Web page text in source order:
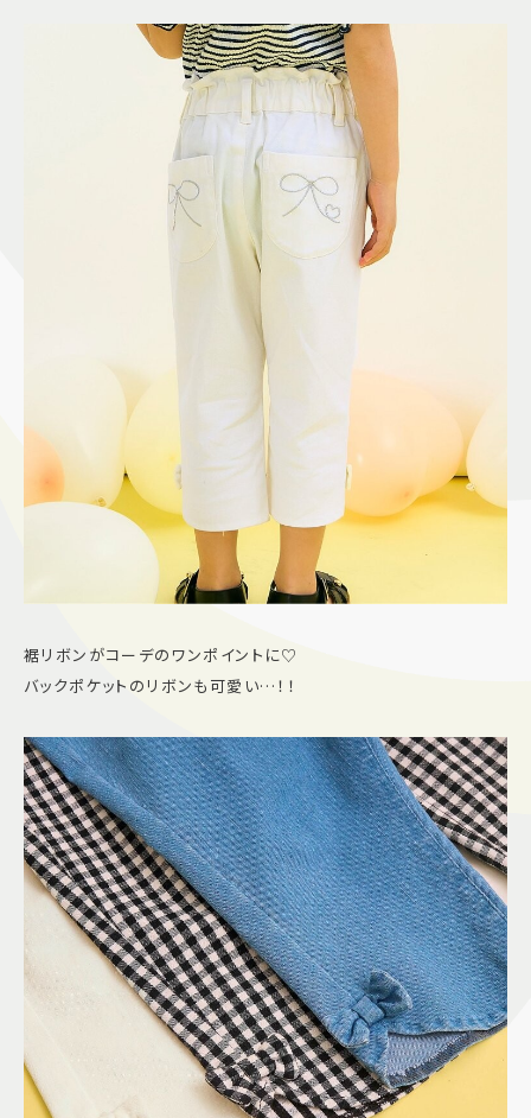
裾リボンがコーデのワンポイントに♡
バックポケットのリボンも可愛い…！！